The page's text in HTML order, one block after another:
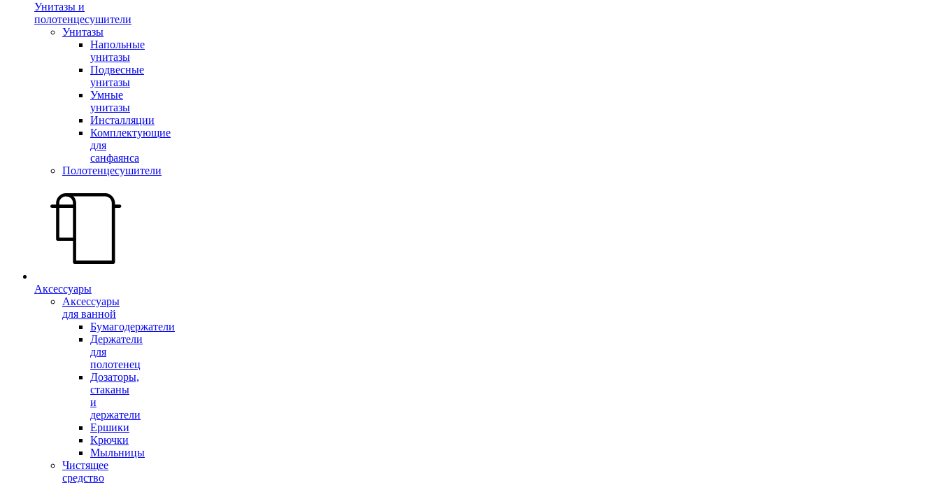
Унитазы и
полотенцесушители
Унитазы
Напольные
унитазы
Подвесные
унитазы
Умные
унитазы
Инсталляции
Комплектующие
для
санфаянса
Полотенцесушители
Аксессуары
Аксессуары
для ванной
Бумагодержатели
Держатели
для
полотенец
Дозаторы,
стаканы
и
держатели
Ершики
Крючки
Мыльницы
Чистящее
средство